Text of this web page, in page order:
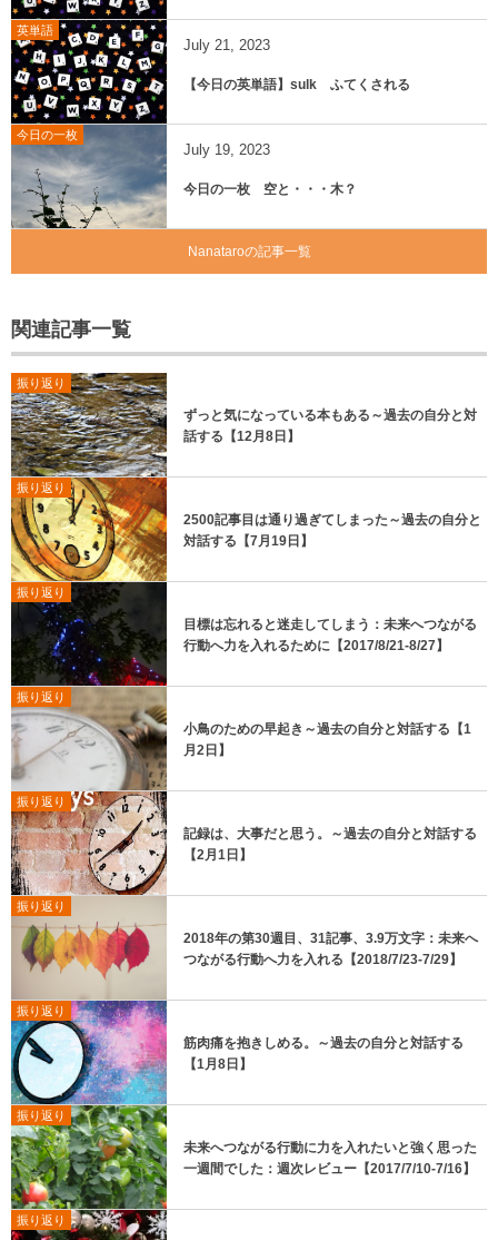
英単語
July 21, 2023
【今日の英単語】sulk ふてくされる
今日の一枚
July 19, 2023
今日の一枚 空と・・・木？
Nanataroの記事一覧
関連記事一覧
振り返り
ずっと気になっている本もある～過去の自分と対
話する【12月8日】
振り返り
2500記事目は通り過ぎてしまった～過去の自分と
対話する【7月19日】
振り返り
目標は忘れると迷走してしまう：未来へつながる
行動へ力を入れるために【2017/8/21-8/27】
振り返り
小鳥のための早起き～過去の自分と対話する【1
月2日】
振り返り
記録は、大事だと思う。～過去の自分と対話する
【2月1日】
振り返り
2018年の第30週目、31記事、3.9万文字：未来へ
つながる行動へ力を入れる【2018/7/23-7/29】
振り返り
筋肉痛を抱きしめる。～過去の自分と対話する
【1月8日】
振り返り
未来へつながる行動に力を入れたいと強く思った
一週間でした：週次レビュー【2017/7/10-7/16】
振り返り